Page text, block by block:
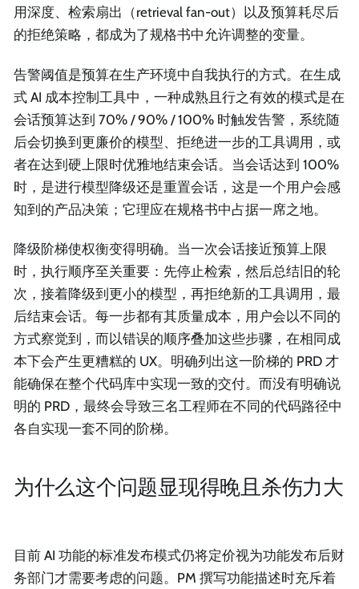
用深度、检索扇出（retrieval fan-out）以及预算耗尽后
的拒绝策略，都成为了规格书中允许调整的变量。
告警阈值是预算在生产环境中自我执行的方式。在生成
式 AI 成本控制工具中，一种成熟且行之有效的模式是在
会话预算达到 70% / 90% / 100% 时触发告警，系统随
后会切换到更廉价的模型、拒绝进一步的工具调用，或
者在达到硬上限时优雅地结束会话。当会话达到 100%
时，是进行模型降级还是重置会话，这是一个用户会感
知到的产品决策；它理应在规格书中占据一席之地。
降级阶梯使权衡变得明确。当一次会话接近预算上限
时，执行顺序至关重要：先停止检索，然后总结旧的轮
次，接着降级到更小的模型，再拒绝新的工具调用，最
后结束会话。每一步都有其质量成本，用户会以不同的
方式察觉到，而以错误的顺序叠加这些步骤，在相同成
本下会产生更糟糕的 UX。明确列出这一阶梯的 PRD 才
能确保在整个代码库中实现一致的交付。而没有明确说
明的 PRD，最终会导致三名工程师在不同的代码路径中
各自实现一套不同的阶梯。
为什么这个问题显现得晚且杀伤力大
目前 AI 功能的标准发布模式仍将定价视为功能发布后财
务部门才需要考虑的问题。PM 撰写功能描述时充斥着